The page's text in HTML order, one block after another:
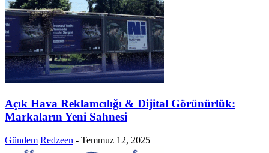
Açık Hava Reklamcılığı & Dijital Görünürlük:
Markaların Yeni Sahnesi
Gündem Redzeen - Temmuz 12, 2025